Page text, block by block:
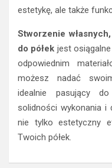
estetykę, ale także
Stworzenie
do półek jest
odpowiednim
możesz nadać
idealnie pasujący
solidności wykonania i
nie tylko estetyczny
Twoich półek.